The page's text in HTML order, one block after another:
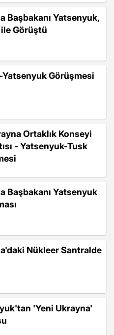
Başbakanı Yatsenyuk,
Görüştü
Görüşmesi
Ortaklık Konseyi
- Yatsenyuk-Tusk
Başbakanı Yatsenyuk
Nükleer Santralde
'Yeni Ukrayna'